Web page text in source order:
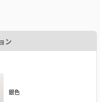
ン
銀色